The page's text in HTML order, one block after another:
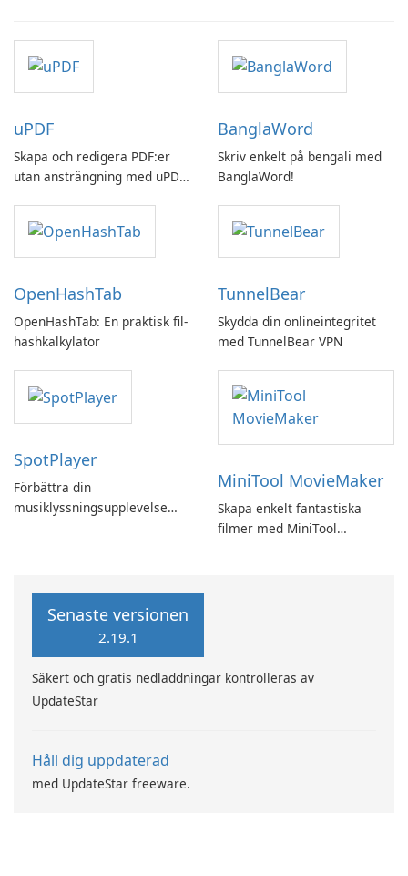
uPDF
Skapa och redigera PDF:er
utan ansträngning med uPDF
BanglaWord
Skriv enkelt på bengali med
BanglaWord!
OpenHashTab
OpenHashTab: En praktisk fil-
hashkalkylator
TunnelBear
Skydda din onlineintegritet
med TunnelBear VPN
SpotPlayer
Förbättra din
musiklyssningsupplevelse
MiniTool MovieMaker
Skapa enkelt fantastiska
filmer med MiniTool
Senaste versionen
2.19.1
Säkert och gratis nedladdningar kontrolleras av
UpdateStar
Håll dig uppdaterad
med UpdateStar freeware.